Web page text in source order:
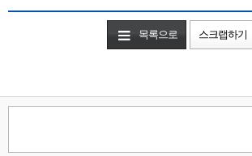
목록으로 스크랩하기